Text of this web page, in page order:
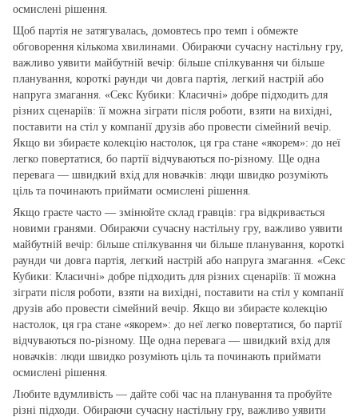
осмислені рішення.
Щоб партія не затягувалась, домовтесь про темп і обмежте
обговорення кількома хвилинами. Обираючи сучасну настільну гру,
важливо уявити майбутній вечір: більше спілкування чи більше
планування, короткі раунди чи довга партія, легкий настрій або
напруга змагання. «Секс Кубики: Класичні» добре підходить для
різних сценаріїв: її можна зіграти після роботи, взяти на вихідні,
поставити на стіл у компанії друзів або провести сімейний вечір.
Якщо ви збираєте колекцію настолок, ця гра стане «якорем»: до неї
легко повертатися, бо партії відчуваються по‑різному. Ще одна
перевага — швидкий вхід для новачків: люди швидко розуміють
ціль та починають приймати осмислені рішення.
Якщо граєте часто — змінюйте склад гравців: гра відкривається
новими гранями. Обираючи сучасну настільну гру, важливо уявити
майбутній вечір: більше спілкування чи більше планування, короткі
раунди чи довга партія, легкий настрій або напруга змагання. «Секс
Кубики: Класичні» добре підходить для різних сценаріїв: її можна
зіграти після роботи, взяти на вихідні, поставити на стіл у компанії
друзів або провести сімейний вечір. Якщо ви збираєте колекцію
настолок, ця гра стане «якорем»: до неї легко повертатися, бо партії
відчуваються по‑різному. Ще одна перевага — швидкий вхід для
новачків: люди швидко розуміють ціль та починають приймати
осмислені рішення.
Любите вдумливість — дайте собі час на планування та пробуйте
різні підходи. Обираючи сучасну настільну гру, важливо уявити